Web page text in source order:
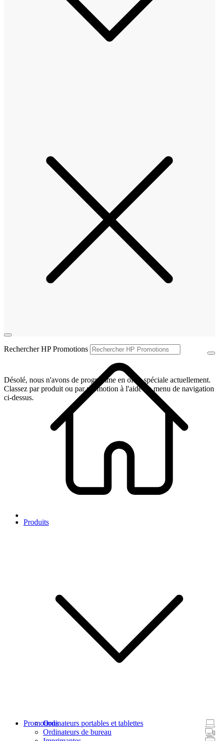
Produits
Ordinateurs portables et tablettes
Ordinateurs de bureau
Promotions
Rechercher HP Promotions
Désolé, nous n'avons de programme en offre spéciale actuellement.
Classez par produit ou par promotion à l'aide du menu de navigation
ci-dessus.